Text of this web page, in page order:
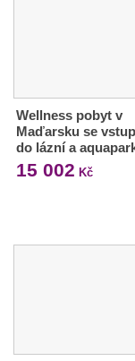
Wellness pobyt v
Maďarsku se
do lázní a
15 002 Kč